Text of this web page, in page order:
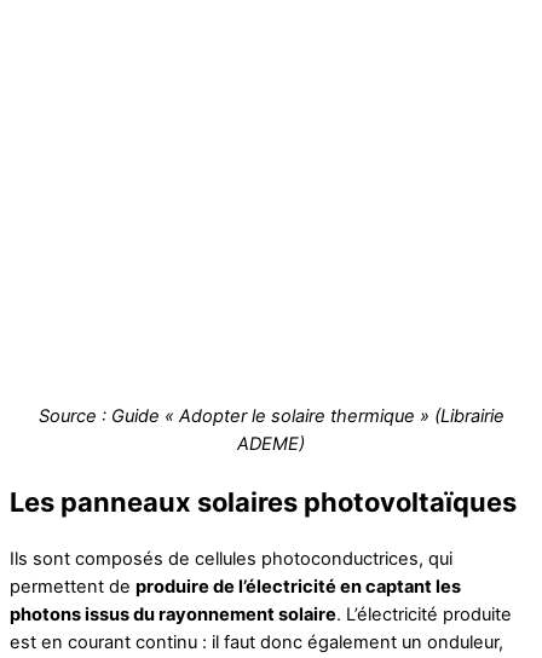
Source : Guide « Adopter le solaire thermique » (Librairie
ADEME)
Les panneaux solaires photovoltaïques
Ils sont composés de cellules photoconductrices, qui
permettent de produire de l’électricité en captant les
photons issus du rayonnement solaire. L’électricité produite
est en courant continu : il faut donc également un onduleur,